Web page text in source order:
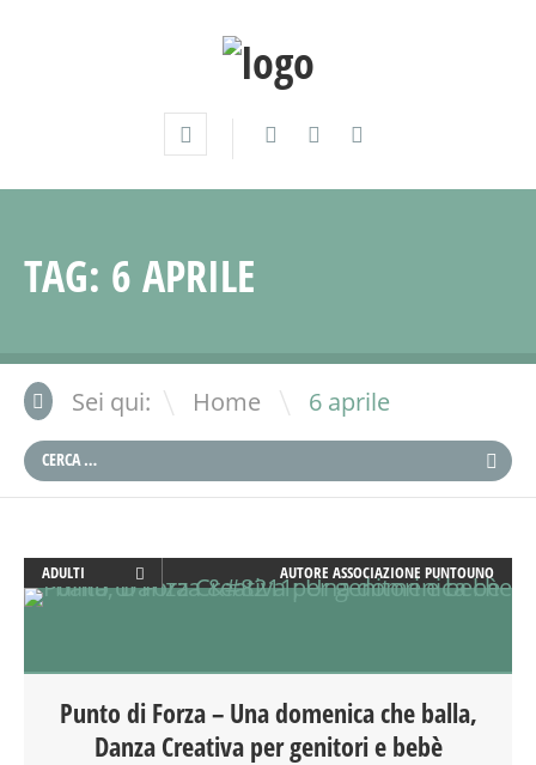
TAG: 6 APRILE
Sei qui: Home \ 6 aprile
ADULTI
ATTIVITÀ
FAMIGLIA
GENITORE
AUTORE ASSOCIAZIONE PUNTOUNO
Punto di Forza – Una domenica che balla,
Danza Creativa per genitori e bebè